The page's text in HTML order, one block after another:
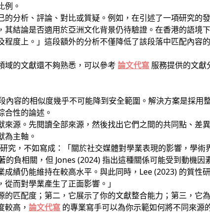
例。
分析、評論、對比或質疑。例如，在引述了一項研究的
結論是否適用於亞洲文化背景仍待驗證。在香港的語境
度上。」這段額外的分析不僅降低了該段落中匹配內容
域的文獻還不夠熟悉，可以參考論文代寫 服務提供的文獻
容的相似度幾乎不可能降到安全範圍。解決方案是採用
合性的論述。
源。先閱讀全部來源，然後找出它們之間的共同點、差
為主軸。
，不如寫成：「關於社交媒體對學業表現的影響，學術
負相關，但 Jones (2024) 指出這種關係可能受到動機因
績仍能維持在較高水平。與此同時，Lee (2023) 的質性
而對學業產生了正面影響。」
匹配度；第二，它展示了你的文獻整合能力；第三，它
較高，論文代寫 的專業寫手可以為你示範如何將不同來源